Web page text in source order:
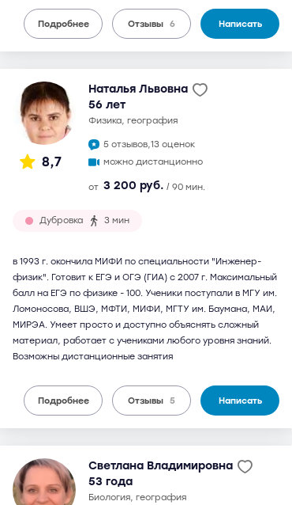
Подробнее Отзывы 6 Написать
8,7
Наталья Львовна
56 лет
физика, география
5 отзывов,13 оценок
можно дистанционно
от 3 200 руб. / 90 мин.
Дубровка 3 мин
в 1993 г. окончила МИФИ по специальности "Инженер-
физик". Готовит к ЕГЭ и ОГЭ (ГИА) с 2007 г. Максимальный
балл на ЕГЭ по физике - 100. Ученики поступали в МГУ им.
Ломоносова, ВШЭ, МФТИ, МИФИ, МГТУ им. Баумана, МАИ,
МИРЭА. Умеет просто и доступно объяснять сложный
материал, работает с учениками любого уровня знаний.
Возможны дистанционные занятия
Подробнее Отзывы 5 Написать
Светлана Владимировна
53 года
биология, география